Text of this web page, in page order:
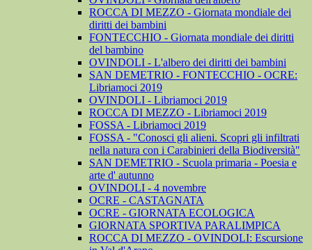
ROCCA DI MEZZO - Giornata mondiale dei
diritti dei bambini
FONTECCHIO - Giornata mondiale dei diritti
del bambino
OVINDOLI - L'albero dei diritti dei bambini
SAN DEMETRIO - FONTECCHIO - OCRE:
Libriamoci 2019
OVINDOLI - Libriamoci 2019
ROCCA DI MEZZO - Libriamoci 2019
FOSSA - Libriamoci 2019
FOSSA - "Conosci gli alieni. Scopri gli infiltrati
nella natura con i Carabinieri della Biodiversità"
SAN DEMETRIO - Scuola primaria - Poesia e
arte d' autunno
OVINDOLI - 4 novembre
OCRE - CASTAGNATA
OCRE - GIORNATA ECOLOGICA
GIORNATA SPORTIVA PARALIMPICA
ROCCA DI MEZZO - OVINDOLI: Escursione